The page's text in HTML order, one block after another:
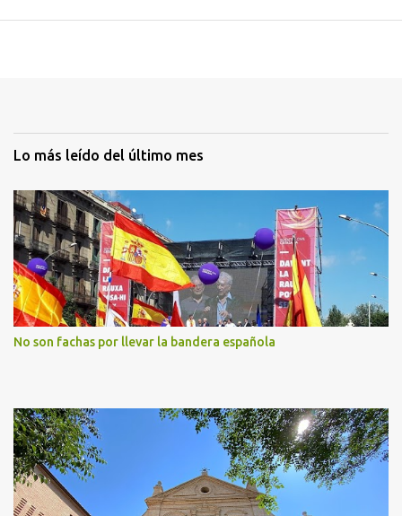
Lo más leído del último mes
No son fachas por llevar la bandera española